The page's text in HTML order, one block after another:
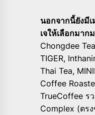
นอกจากนี้ยังมี
เจให้เลือกมาก
Chongdee
TIGER,
Thai Tea,
Coffee
TrueCoffee ร
Complex (ตร